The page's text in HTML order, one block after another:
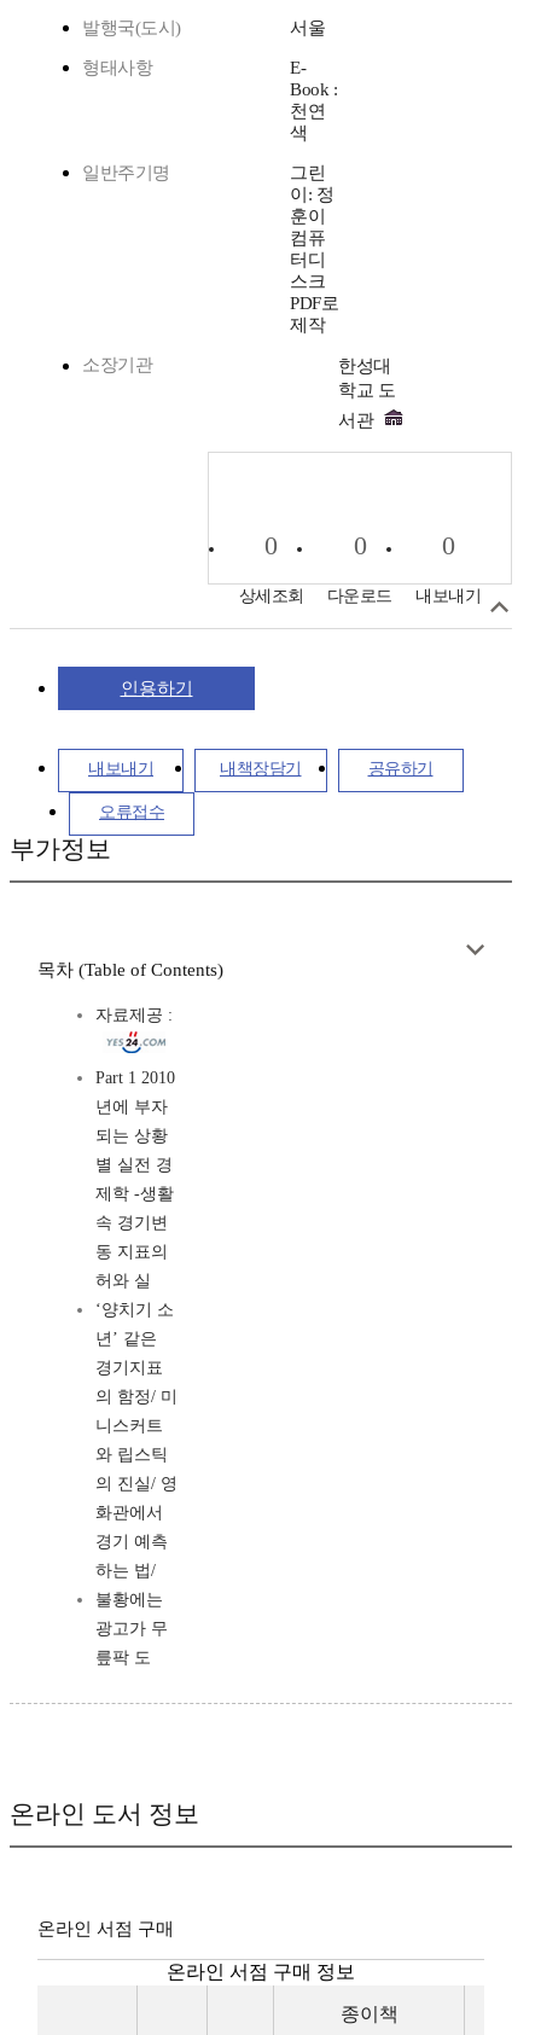
발행국(도시) 서울
형태사항
E-
Book :
천연
색
일반주기명
그린
이: 정
훈이
컴퓨
터디
스크
PDF로
제작
소장기관
한성대
학교 도
서관
0
상세조회
0
다운로드
0
내보내기
인용하기
내보내기 내책장담기 공유하기
오류접수
부가정보
목차 (Table of Contents)
자료제공 :
Part 1 2010
년에 부자
되는 상황
별 실전 경
제학 -생활
속 경기변
동 지표의
허와 실
‘양치기 소
년’ 같은
경기지표
의 함정/ 미
니스커트
와 립스틱
의 진실/ 영
화관에서
경기 예측
하는 법/
불황에는
광고가 무
릎팍 도
온라인 도서 정보
온라인 서점 구매
온라인 서점 구매 정보
종이책